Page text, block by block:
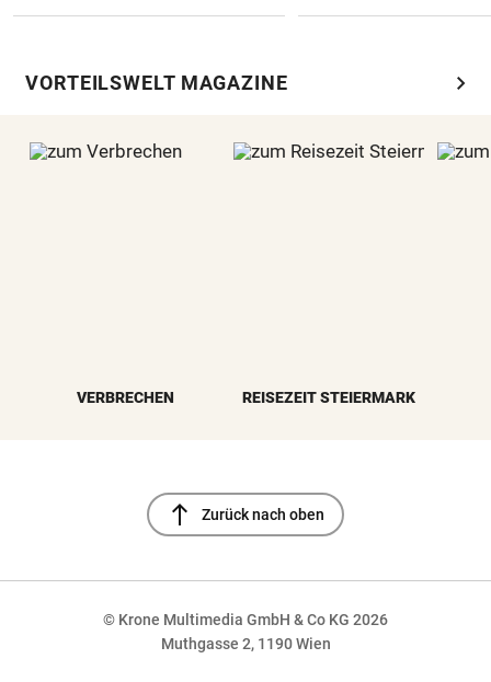
VORTEILSWELT MAGAZINE chevron_right
VERBRECHEN REISEZEIT STEIERMARK
north Zurück nach oben
© Krone Multimedia GmbH & Co KG 2026
Muthgasse 2, 1190 Wien